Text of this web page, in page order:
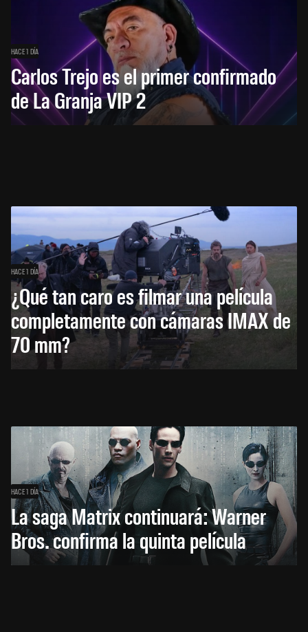
HACE 1 DÍA
Carlos Trejo es el primer confirmado
de La Granja VIP 2
HACE 1 DÍA
¿Qué tan caro es filmar una película
completamente con cámaras IMAX de
70 mm?
HACE 1 DÍA
La saga Matrix continuará: Warner
Bros. confirma la quinta película